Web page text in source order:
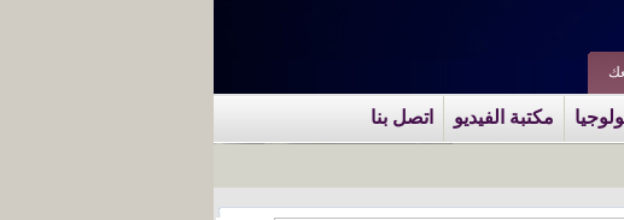
مكتبة الفيديو اتصل بنا